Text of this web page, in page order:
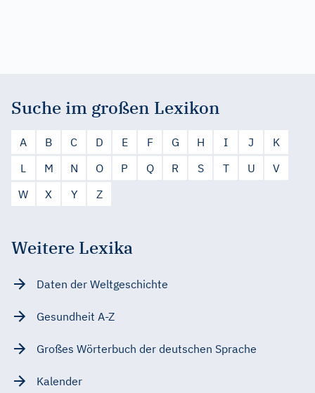
Suche im großen Lexikon
A B C D E F G H I J
K
L
M N O P Q R S T U
V
W
X Y Z
Weitere Lexika
Daten der Weltgeschichte
Gesundheit A-Z
Großes Wörterbuch der deutschen Sprache
Kalender